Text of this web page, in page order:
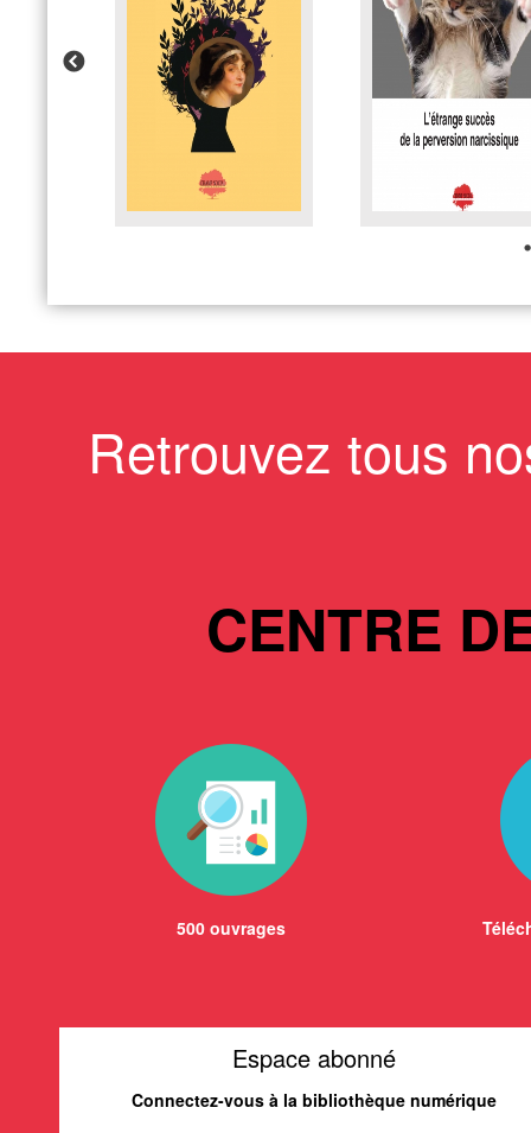
Retrouvez tous
CENTRE
500 ouvrages
Espace abonné
Connectez-vous à la bibliothèque numérique